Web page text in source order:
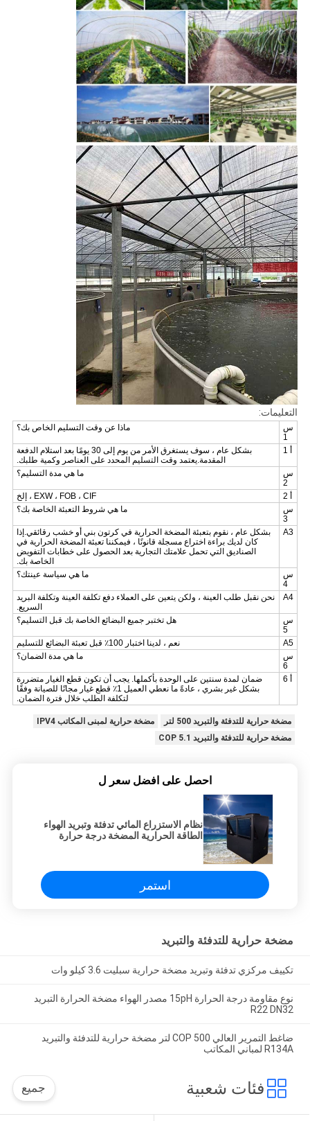
التعليمات:
س
1
ماذا عن وقت التسليم الخاص بك؟
أ 1
بشكل عام ، سوف يستغرق الأمر من يوم إلى 30 يومًا بعد استلام الدفعة
المقدمة.يعتمد وقت التسليم المحدد على العناصر وكمية طلبك.
س
2
ما هي مدة التسليم؟
أ 2
EXW ، FOB ، CIF ، إلخ
س
3
ما هي شروط التعبئة الخاصة بك؟
A3
بشكل عام ، نقوم بتعبئة المضخة الحرارية في كرتون بني أو خشب رقائقي.إذا
كان لديك براءة اختراع مسجلة قانونًا ، فيمكننا تعبئة المضخة الحرارية في
الصناديق التي تحمل علامتك التجارية بعد الحصول على خطابات التفويض
الخاصة بك.
س
4
ما هي سياسة عينتك؟
A4
نحن نقبل طلب العينة ، ولكن يتعين على العملاء دفع تكلفة العينة وتكلفة البريد
السريع.
س
5
هل تختبر جميع البضائع الخاصة بك قبل التسليم؟
A5
نعم ، لدينا اختبار 100٪ قبل تعبئة البضائع للتسليم
س
6
ما هي مدة الضمان؟
أ 6 ضمان لمدة سنتين على الوحدة بأكملها. يجب أن تكون قطع الغيار متضررة
بشكل غير بشري ،
عادةً ما نعطي العميل 1٪ قطع غيار مجانًا للصيانة وفقًا
لتكلفة الطلب خلال فترة الضمان.
مضخة حرارية للتدفئة والتبريد 500 لتر
مضخة حرارية لمبنى المكاتب IPV4
مضخة حرارية للتدفئة والتبريد 5.1 COP
احصل على افضل سعر ل
نظام الاستزراع المائي تدفئة وتبريد الهواء
الطاقة الحرارية المضخة درجة حرارة
استمر
مضخة حرارية للتدفئة والتبريد
تكييف مركزي تدفئة وتبريد مضخة حرارية سبليت 3.6 كيلو وات
نوع مقاومة درجة الحرارة 15pH مصدر الهواء مضخة الحرارة التبريد
R22 DN32
ضاغط التمرير العالي COP 500 لتر مضخة حرارية للتدفئة والتبريد
R134A لمباني المكاتب
فئات شعبية جميع